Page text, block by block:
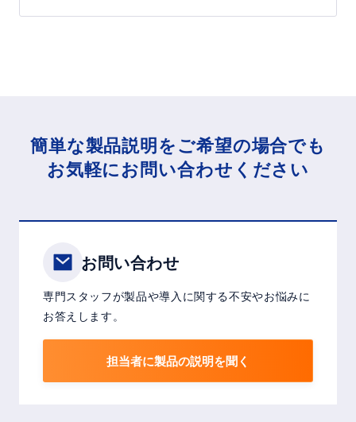
簡単な製品説明をご希望の場合でも
お気軽にお問い合わせください
お問い合わせ
専門スタッフが製品や導入に関する不安やお悩みに
お答えします。
担当者に製品の説明を聞く